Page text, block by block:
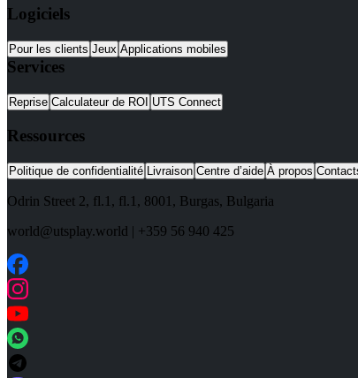
Logiciels
Pour les clients Jeux Applications mobiles
Services
Reprise Calculateur de ROI UTS Connect
Ressources
Politique de confidentialité Livraison Centre d’aide À propos
Odrin Street 2, fl.1 , fl.1, 8001 , Burgas, Bulgaria
world@utsplay.world | +359 56 940 425